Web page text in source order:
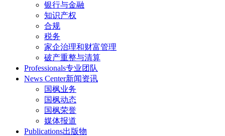
银行与金融
知识产权
合规
税务
家企治理和财富管理
破产重整与清算
Professionals专业团队
News Center新闻资讯
国枫业务
国枫动态
国枫荣誉
媒体报道
Publications出版物